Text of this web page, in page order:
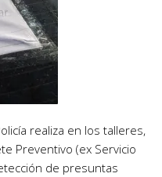
realiza en los talleres,
Preventivo (ex Servicio
de presuntas